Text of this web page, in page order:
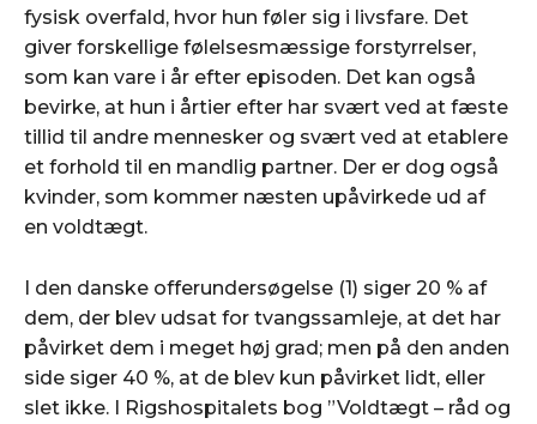
fysisk overfald, hvor hun føler sig i livsfare. Det
giver forskellige følelsesmæssige forstyrrelser,
som kan vare i år efter episoden. Det kan også
bevirke, at hun i årtier efter har svært ved at fæste
tillid til andre mennesker og svært ved at etablere
et forhold til en mandlig partner. Der er dog også
kvinder, som kommer næsten upåvirkede ud af
en voldtægt.
I den danske offerundersøgelse (1) siger 20 % af
dem, der blev udsat for tvangssamleje, at det har
påvirket dem i meget høj grad; men på den anden
side siger 40 %, at de blev kun påvirket lidt, eller
slet ikke. I Rigs­hospitalets bog ”Voldtægt – råd og